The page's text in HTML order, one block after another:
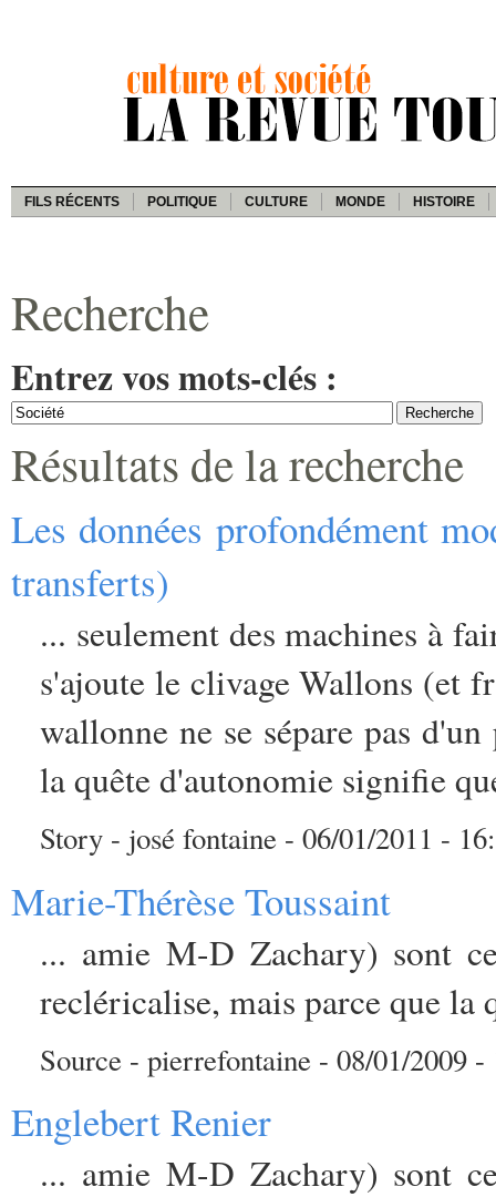
FILS RÉCENTS POLITIQUE CULTURE MONDE HISTOIRE
Recherche
Entrez vos mots-clés :
Résultats de la recherche
Les données profondément
transferts)
... seulement des machines à
s'ajoute le clivage Wallons (et
wallonne ne se sépare pas
la quête d'autonomie signifie
Story - josé fontaine - 06/01/2011 -
Marie-Thérèse Toussaint
... amie M-D Zachary) sont
recléricalise, mais parce que la
Source - pierrefontaine - 08/01/2009
Englebert Renier
... amie M-D Zachary) sont